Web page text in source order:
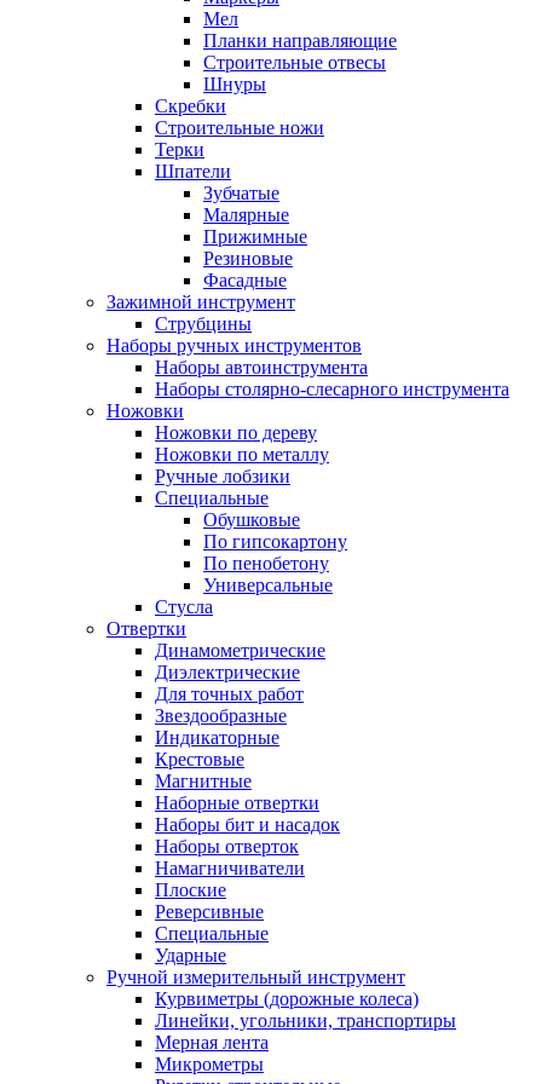
Мел
Планки направляющие
Строительные отвесы
Шнуры
Скребки
Строительные ножи
Терки
Шпатели
Зубчатые
Малярные
Прижимные
Резиновые
Фасадные
Зажимной инструмент
Струбцины
Наборы ручных инструментов
Наборы автоинструмента
Наборы столярно-слесарного инструмента
Ножовки
Ножовки по дереву
Ножовки по металлу
Ручные лобзики
Специальные
Обушковые
По гипсокартону
По пенобетону
Универсальные
Стусла
Отвертки
Динамометрические
Диэлектрические
Для точных работ
Звездообразные
Индикаторные
Крестовые
Магнитные
Наборные отвертки
Наборы бит и насадок
Наборы отверток
Намагничиватели
Плоские
Реверсивные
Специальные
Ударные
Ручной измерительный инструмент
Курвиметры (дорожные колеса)
Линейки, угольники, транспортиры
Мерная лента
Микрометры